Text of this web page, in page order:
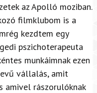
az Apolló moziban.
filmklubom is a
kezdtem egy
pszichoterapeuta
munkáimnak ezen
vállalás, amit
amivel rászorulóknak